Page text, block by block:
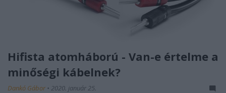
Hifista atomháború - Van-e értelme a
minőségi kábelnek?
Dankó Gábor • 2020. január 25.